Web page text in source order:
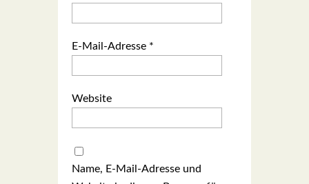
E-Mail-Adresse *
Website
Name, E-Mail-Adresse und